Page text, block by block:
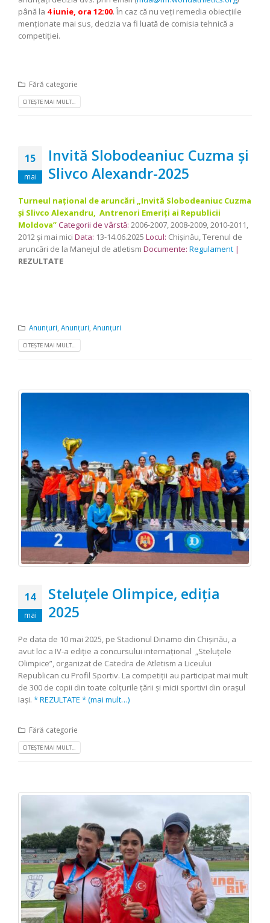
până la 4 iunie, ora 12:00. În caz că nu veți remedia obiecțiile
menționate mai sus, decizia va fi luată de comisia tehnică a
competiției.
Fără categorie
CITEȘTE MAI MULT...
15
mai
Invită Slobodeaniuc Cuzma și
Slivco Alexandr-2025
Turneul național de aruncări „Invită Slobodeaniuc Cuzma
și Slivco Alexandru, Antrenori Emeriți ai Republicii
Moldova”Categorii de vârstă: 2006-2007, 2008-2009, 2010-2011,
2012 și mai mici Data: 13-14.06.2025 Locul: Chișinău, Terenul de
aruncări de la Manejul de atletism Documente: Regulament |
REZULTATE
Anunțuri Anunțuri Anunțuri
CITEȘTE MAI MULT...
14
mai
Steluțele Olimpice, ediția
2025
Pe data de 10 mai 2025, pe Stadionul Dinamo din Chișinău, a
avut loc a IV-a ediție a concursului internațional „Steluțele
Olimpice”, organizat de Catedra de Atletism a Liceului
Republican cu Profil Sportiv. La competiții au participat mai mult
de 300 de copii din toate colțurile țării și micii sportivi din orașul
Iași. * REZULTATE *(mai mult…)
Fără categorie
CITEȘTE MAI MULT...